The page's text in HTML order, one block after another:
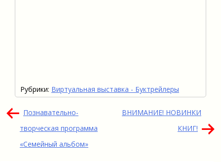
Рубрики: Виртуальная выставка - Буктрейлеры
Навигация
по
записям
Познавательно-
творческая программа
«Семейный альбом»
ВНИМАНИЕ! НОВИНКИ
КНИГ!